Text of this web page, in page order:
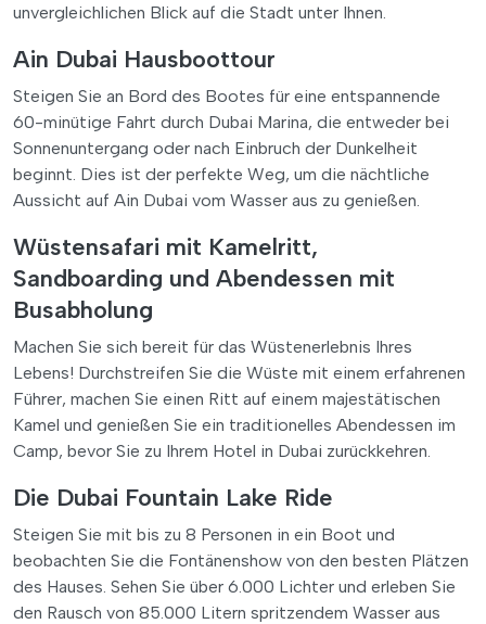
unvergleichlichen Blick auf die Stadt unter Ihnen.
Ain Dubai Hausboottour
Steigen Sie an Bord des Bootes für eine entspannende
60-minütige Fahrt durch Dubai Marina, die entweder bei
Sonnenuntergang oder nach Einbruch der Dunkelheit
beginnt. Dies ist der perfekte Weg, um die nächtliche
Aussicht auf Ain Dubai vom Wasser aus zu genießen.
Wüstensafari mit Kamelritt,
Sandboarding und Abendessen mit
Busabholung
Machen Sie sich bereit für das Wüstenerlebnis Ihres
Lebens! Durchstreifen Sie die Wüste mit einem erfahrenen
Führer, machen Sie einen Ritt auf einem majestätischen
Kamel und genießen Sie ein traditionelles Abendessen im
Camp, bevor Sie zu Ihrem Hotel in Dubai zurückkehren.
Die Dubai Fountain Lake Ride
Steigen Sie mit bis zu 8 Personen in ein Boot und
beobachten Sie die Fontänenshow von den besten Plätzen
des Hauses. Sehen Sie über 6.000 Lichter und erleben Sie
den Rausch von 85.000 Litern spritzendem Wasser aus